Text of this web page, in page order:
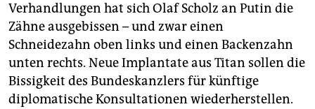
Verhandlungen hat sich Olaf Scholz an Putin die
Zähne ausgebissen – und zwar einen
Schneidezahn oben links und einen Backenzahn
unten rechts. Neue Implantate aus Titan sollen die
Bissigkeit des Bundeskanzlers für künftige
diplomatische Konsultationen wiederherstellen.